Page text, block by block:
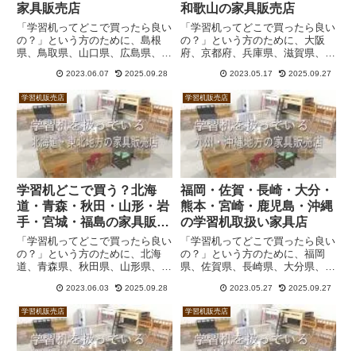
家具販売店
「学習机ってどこで買ったら良い
の？」という方のために、島根
県、鳥取県、山口県、広島県、岡
売店の一覧を作成しました。コイ
ズミ、カリモク、浜本工芸ほか、
ニトリ、IKEA、アクタスなど。
2023.06.07 2025.09.28
和歌山の家具販売店
「学習机ってどこで買ったら良い
の？」という方のために、大阪
府、京都府、兵庫県、滋賀県、奈
いる家具販売店の一覧を作成しま
した。コイズミ、カリモク、浜本
工芸のほか、ニトリ、IKEA、ア
クタスなど。
2023.05.17 2025.09.27
学習机販売店
学習机どこで買う？北海
道・青森・秋田・山形・岩
手・宮城・福島の家具販売
店
「学習机ってどこで買ったら良い
の？」という方のために、北海
道、青森県、秋田県、山形県、岩
扱っている家具販売店の一覧を作
成しました。コイズミ、カリモ
ク、浜本工芸ほか、ニトリ、
IKEA、アクタスなど。
2023.06.03 2025.09.28
学習机販売店
福岡・佐賀・長崎・大分・
熊本・宮崎・鹿児島・沖縄
の学習机取扱い家具店
「学習机ってどこで買ったら良い
の？」という方のために、福岡
県、佐賀県、長崎県、大分県、熊
で学習机を扱っている家具販売店
の一覧を作成しました。コイズ
ミ、カリモク、浜本工芸ほか、ニ
トリ、IKEA、アクタスなど。
2023.05.27 2025.09.27
学習机販売店 学習机販売店